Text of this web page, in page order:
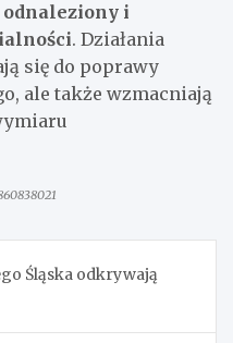
i
. Działania
się do poprawy
ale także wzmacniają
Śląska odkrywają